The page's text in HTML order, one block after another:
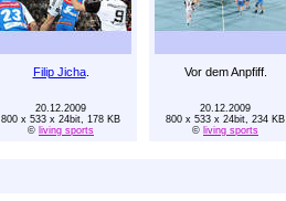
Filip Jicha. Vor dem Anpfiff.
20.12.2009
800 x 533 x 24bit, 178 KB
© living sports
20.12.2009
800 x 533 x 24bit, 234 KB
© living sports